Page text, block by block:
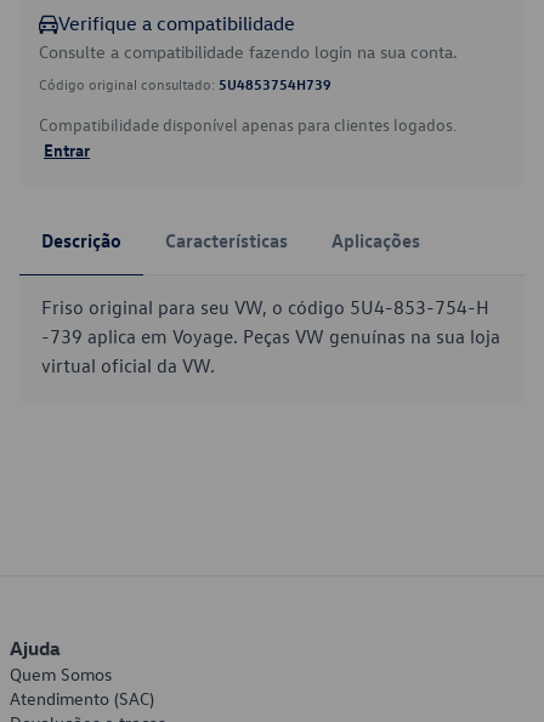
Verifique a compatibilidade
Consulte a compatibilidade fazendo login na sua conta.
Código original consultado: 5U4853754H739
Compatibilidade disponível apenas para clientes logados.
Entrar
Descrição Características Aplicações
Friso original para seu VW, o código 5U4-853-754-H
-739 aplica em Voyage. Peças VW genuínas na sua loja
virtual oficial da VW.
Ajuda
Quem Somos
Atendimento (SAC)